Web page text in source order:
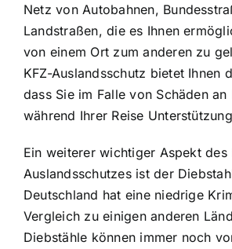
Netz von Autobahnen,
Landstraßen, die es Ihnen
von einem Ort zum anderen zu
KFZ-Auslandsschutz bietet Ihnen
dass Sie im Falle von Schäden an
während Ihrer Reise
Ein weiterer wichtiger Aspekt des
Auslandsschutzes ist der
Deutschland hat eine niedrige
Vergleich zu einigen anderen
Diebstähle können immer noch